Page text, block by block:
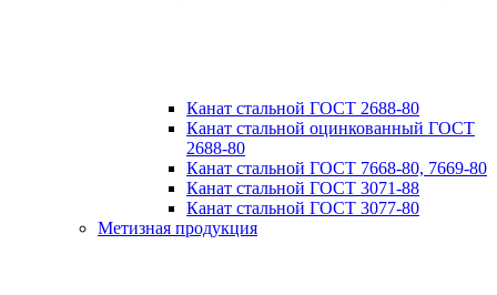
Канат стальной ГОСТ 2688-80
Канат стальной оцинкованный ГОСТ
2688-80
Канат стальной ГОСТ 7668-80, 7669-80
Канат стальной ГОСТ 3071-88
Канат стальной ГОСТ 3077-80
Метизная продукция